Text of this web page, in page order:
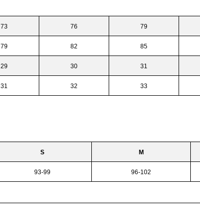
73 76 79
79 82 85
29 30 31
31 32 33
S M
93-99 96-102